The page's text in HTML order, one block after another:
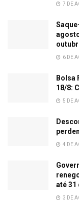
7 DE
6 DE
Bolsa
18/8:
5 DE
4 DE
até 31
3 DE